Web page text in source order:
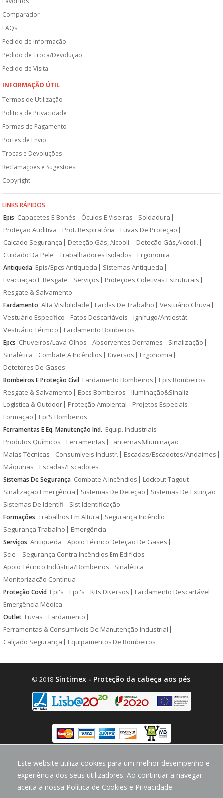
Este website utiliza cookies para um melhor desempenho e
experiência dos seus utilizadores. Ao continuar a navegar
aceita a nossa Política de Cookies e Privacidade.
Comparador
FAQs
Pedido de Informação
Pedido de Troca/Devolução
Pedido de Visita
INFORMAÇÃO ÚTIL
Termos de Utilização
Politica de Privacidade
Formas de Pagamento
Portes de Envio
Trocas e Devoluções
Reclamações e Sugestões
Copyright
LINKS RÁPIDOS
Epis Capacetes E Bonés Óculos E Viseiras
Soldadura
Proteção Auditiva
Prot. Respiratória
Luvas De Proteção
Calçado Segurança
Deteção Gás, Alcoolí.
Deteção Gás,Alcooli.
Cuidado Da Pele
Trabalhadores Isolados Ergonomia
Antiqueda Epis/Epcs Antiqueda
Sistemas Antiqueda
Evacuação E Resgate
Serviços
Proteções Coletivas Estruturais
Resgate & Salvamento
Fardamento Alta Visibilidade Fardas De Trabalho
Vestuário Chuva
Vestuário Específico
Fatos Descartáveis
Ignífugo/Antiestát.
Vestuário Térmico
Fardamento Bombeiros
Epcs Chuveiros/Lava-Olhos Absorventes Derrames
Sinalização
Sinalética
Combate A Incêndios Diversos
Ergonomia
Detetores De Gases
Bombeiros E Proteção Civil Fardamento Bombeiros
Epis Bombeiros
Resgate & Salvamento
Epcs Bombeiros
Iluminação&Sinaliz
Logística & Outdoor
Proteção Ambiental
Projetos Especiais
Formação
Epi’S Bombeiros
Ferramentas E Eq. Manutenção Ind. Equip. Industriais
Produtos Químicos
Ferramentas
Lanternas&Iluminação
Malas Técnicas
Consumíveis Industr.
Escadas/Escadotes/Andaimes
Máquinas
Escadas/Escadotes
Sistemas De Segurança Combate A Incêndios
Lockout Tagout
Sinalização Emergência
Sistemas De Deteção
Sistemas De Extinção
Sistemas De Identifi
Sist.Identificação
Formações Trabalhos Em Altura
Segurança Incêndio
Segurança Trabalho
Emergência
Serviços Antiqueda
Apoio Técnico Deteção De Gases
Scie – Segurança Contra Incêndios Em Edifícios
Apoio Técnico Indústria/Bombeiros
Sinalética
Monitorização Contínua
Proteção Covid Epi's Epc's Kits Diversos
Fardamento Descartável
Emergência Médica
Outlet Luvas
Fardamento
Ferramentas & Consumíveis De Manutenção Industrial
Calçado Segurança
Equipamentos De Bombeiros
© 2018Sintimex - Proteção da cabeça aos pés.
design byCodeMind.PT
Parceiro Digital desde 2018 Top 5% PME